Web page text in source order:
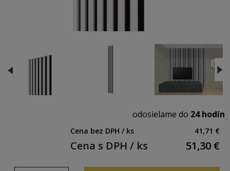
odosielame do 24 hodín
Cena bez DPH / ks 41,71 €
Cena s DPH / ks 51,30 €